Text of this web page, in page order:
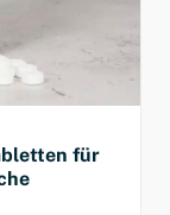
für